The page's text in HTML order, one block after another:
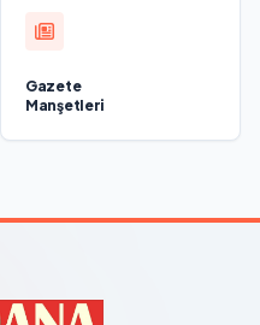
Gazete
Manşetleri